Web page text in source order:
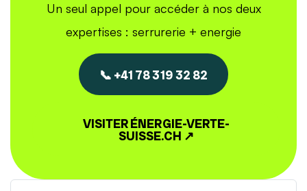
Un seul appel pour accéder à nos deux
expertises : serrurerie + energie
📞 +41 78 319 32 82
VISITER ÉNERGIE-VERTE-
SUISSE.CH ↗